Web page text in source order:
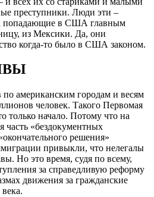
преступники. Люди эти –
попадающие в США главным
из Мексики. Да, они
когда-то было в США законом.
американским городам и весям
человек. Такого Первомая
только начало. Потому что на
«бездокументных
решения»
привыкли, что нелегалы
Но это время, судя по всему,
за справедливую реформу
движения за гражданские